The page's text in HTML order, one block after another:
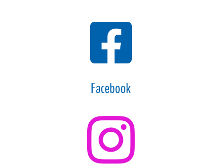

Facebook
